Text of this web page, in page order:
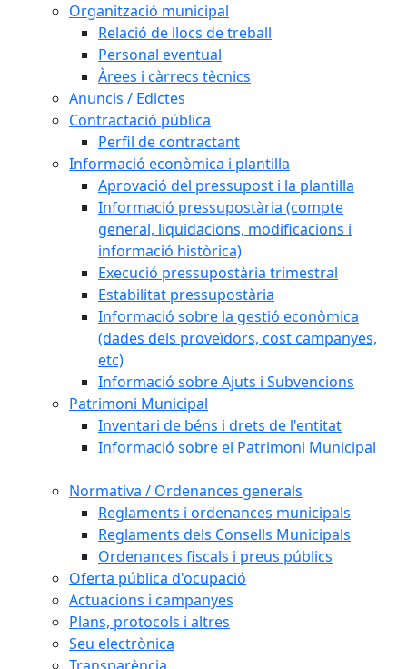
Organització municipal
Relació de llocs de treball
Personal eventual
Àrees i càrrecs tècnics
Anuncis / Edictes
Contractació pública
Perfil de contractant
Informació econòmica i plantilla
Aprovació del pressupost i la plantilla
Informació pressupostària (compte
general, liquidacions, modificacions i
informació històrica)
Execució pressupostària trimestral
Estabilitat pressupostària
Informació sobre la gestió econòmica
(dades dels proveïdors, cost campanyes,
etc)
Informació sobre Ajuts i Subvencions
Patrimoni Municipal
Inventari de béns i drets de l'entitat
Informació sobre el Patrimoni Municipal
Normativa / Ordenances generals
Reglaments i ordenances municipals
Reglaments dels Consells Municipals
Ordenances fiscals i preus públics
Oferta pública d'ocupació
Actuacions i campanyes
Plans, protocols i altres
Seu electrònica